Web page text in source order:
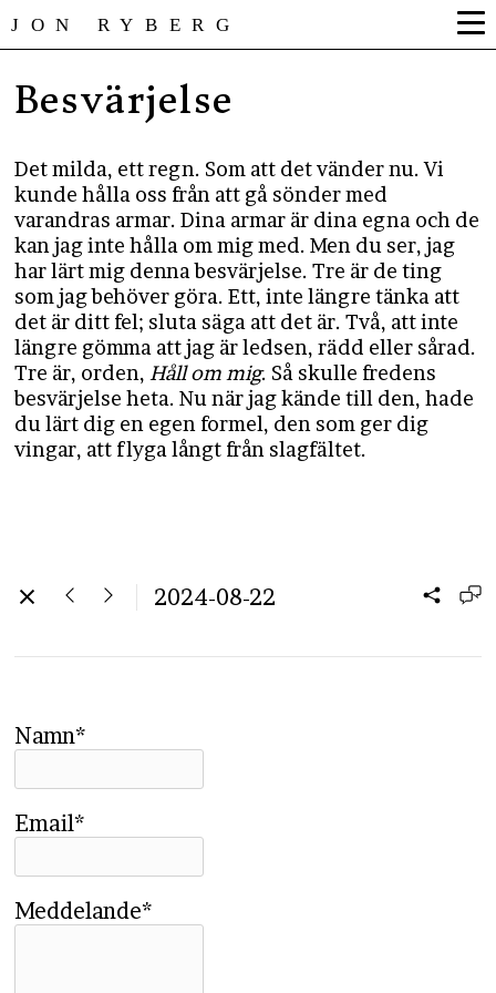
JON RYBERG
Besvärjelse
Det milda, ett regn. Som att det vänder nu. Vi
kunde hålla oss från att gå sönder med
varandras armar. Dina armar är dina egna och de
kan jag inte hålla om mig med. Men du ser, jag
har lärt mig denna besvärjelse. Tre är de ting
som jag behöver göra. Ett, inte längre tänka att
det är ditt fel; sluta säga att det är. Två, att inte
längre gömma att jag är ledsen, rädd eller sårad.
Tre är, orden, Håll om mig. Så skulle fredens
besvärjelse heta. Nu när jag kände till den, hade
du lärt dig en egen formel, den som ger dig
vingar, att flyga långt från slagfältet.
2024-08-22
Namn*
Email*
Meddelande*